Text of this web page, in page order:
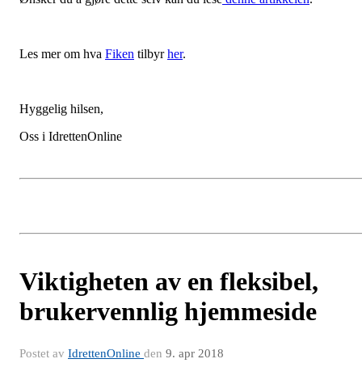
Les mer om hva Fiken tilbyrher.
Hyggelig hilsen,
Oss i IdrettenOnline
Viktigheten av en fleksibel,
brukervennlig hjemmeside
Postet av IdrettenOnline den 9. apr 2018